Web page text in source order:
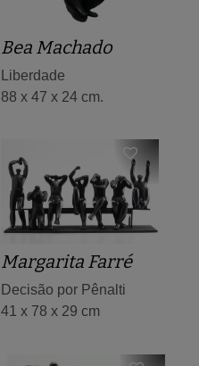
Bea Machado
Liberdade
88 x 47 x 24 cm.
Margarita Farré
Decisão por Pênalti
41 x 78 x 29 cm